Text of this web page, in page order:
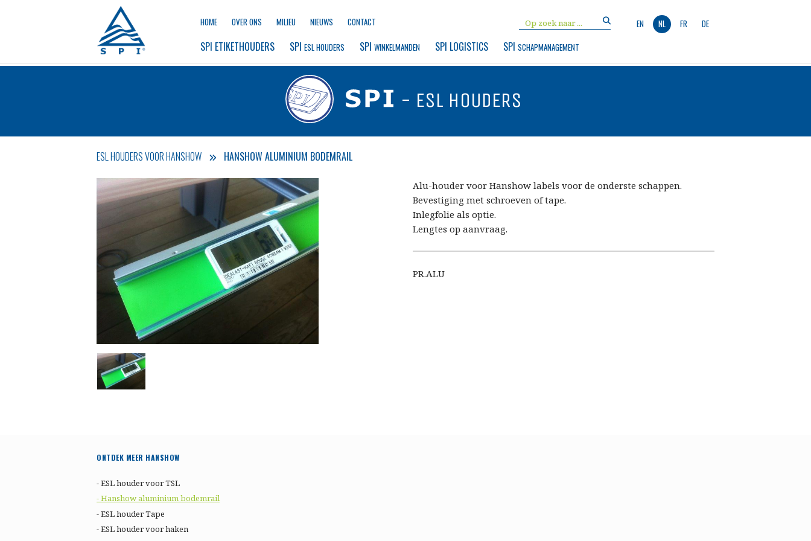
HOME OVER ONS MILIEU NIEUWS CONTACT EN NL FR DE
SPI ETIKETHOUDERS SPI ESL HOUDERS SPI WINKELMANDEN SPI LOGISTICS SPI SCHAPMANAGEMENT
- ESL HOUDERS
ESL HOUDERS VOOR HANSHOW HANSHOW ALUMINIUM BODEMRAIL
Alu-houder voor Hanshow labels voor de onderste schappen.
Bevestiging met schroeven of tape.
Inlegfolie als optie.
Lengtes op aanvraag.
PR.ALU
ONTDEK MEER HANSHOW
- ESL houder voor TSL
- Hanshow aluminium bodemrail
- ESL houder Tape
- ESL houder voor haken